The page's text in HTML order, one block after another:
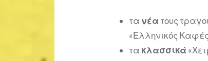
τανέα τους
«Ελληνικός
τα κλασσικά